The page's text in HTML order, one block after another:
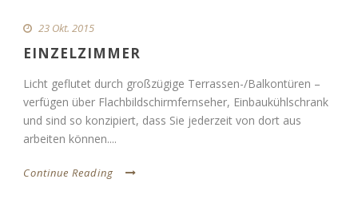
23 Okt. 2015
EINZELZIMMER
Licht geflutet durch großzügige Terrassen-/Balkontüren –
verfügen über Flachbildschirmfernseher, Einbaukühlschrank
und sind so konzipiert, dass Sie jederzeit von dort aus
arbeiten können....
Continue Reading